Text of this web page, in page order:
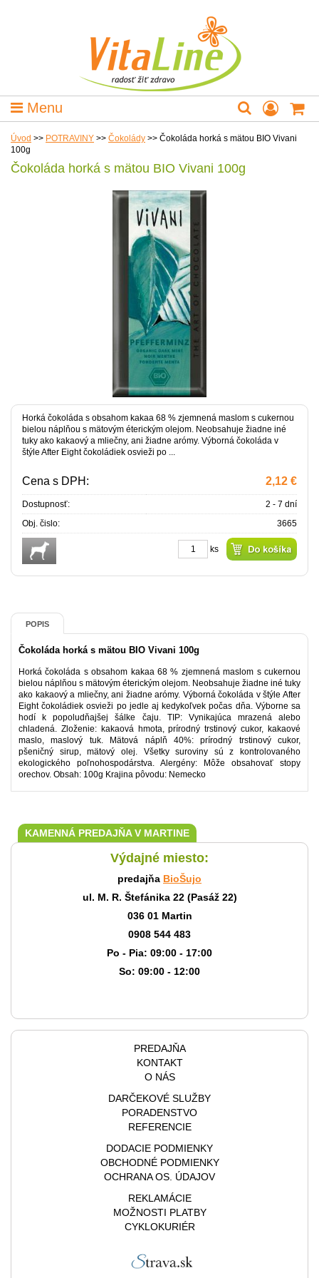
Menu
Úvod >> POTRAVINY >> Čokolády >> Čokoláda horká s mätou BIO Vivani
100g
Čokoláda horká s mätou BIO Vivani 100g
Horká čokoláda s obsahom kakaa 68 % zjemnená maslom s cukernou
bielou náplňou s mätovým éterickým olejom. Neobsahuje žiadne iné
tuky ako kakaový a mliečny, ani žiadne arómy. Výborná čokoláda v
štýle After Eight čokoládiek osvieži po ...
Cena s DPH: 2,12 €
Dostupnosť:
2 - 7 dní
Obj. čislo:
3665
ks
POPIS
Čokoláda horká s mätou BIO Vivani 100g
Horká čokoláda s obsahom kakaa 68 % zjemnená maslom s cukernou
bielou náplňou s mätovým éterickým olejom. Neobsahuje žiadne iné tuky
ako kakaový a mliečny, ani žiadne arómy. Výborná čokoláda v štýle After
Eight čokoládiek osvieži po jedle aj kedykoľvek počas dňa. Výborne sa
hodí k popoludňajšej šálke čaju. TIP: Vynikajúca mrazená alebo
chladená. Zloženie: kakaová hmota, prírodný trstinový cukor, kakaové
maslo, maslový tuk. Mätová náplň 40%: prírodný trstinový cukor,
pšeničný sirup, mätový olej. Všetky suroviny sú z kontrolovaného
ekologického poľnohospodárstva. Alergény: Môže obsahovať stopy
orechov. Obsah: 100g Krajina pôvodu: Nemecko
KAMENNÁ PREDAJŇA V MARTINE
Výdajné miesto:
predajňa BioŠujo
ul. M. R. Štefánika 22 (Pasáž 22)
036 01 Martin
0908 544 483
Po - Pia: 09:00 - 17:00
So: 09:00 - 12:00
PREDAJŇA
KONTAKT
O NÁS
DARČEKOVÉ SLUŽBY
PORADENSTVO
REFERENCIE
DODACIE PODMIENKY
OBCHODNÉ PODMIENKY
OCHRANA OS. ÚDAJOV
REKLAMÁCIE
MOŽNOSTI PLATBY
CYKLOKURIÉR